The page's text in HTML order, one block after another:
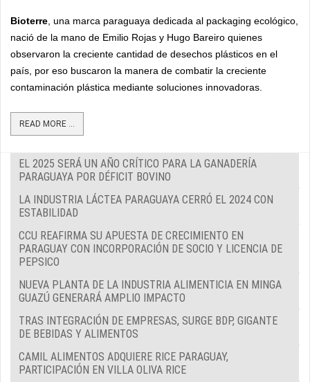
Bioterre , una marca paraguaya dedicada al packaging ecológico,
nació de la mano de Emilio Rojas y Hugo Bareiro quienes
observaron la creciente cantidad de desechos plásticos en el
país, por eso buscaron la manera de combatir la creciente
contaminación plástica mediante soluciones innovadoras.
READ MORE ...
EL 2025 SERÁ UN AÑO CRÍTICO PARA LA GANADERÍA
PARAGUAYA POR DÉFICIT BOVINO
LA INDUSTRIA LÁCTEA PARAGUAYA CERRÓ EL 2024 CON
ESTABILIDAD
CCU REAFIRMA SU APUESTA DE CRECIMIENTO EN
PARAGUAY CON INCORPORACIÓN DE SOCIO Y LICENCIA DE
PEPSICO
NUEVA PLANTA DE LA INDUSTRIA ALIMENTICIA EN MINGA
GUAZÚ GENERARÁ AMPLIO IMPACTO
TRAS INTEGRACIÓN DE EMPRESAS, SURGE BDP, GIGANTE
DE BEBIDAS Y ALIMENTOS
CAMIL ALIMENTOS ADQUIERE RICE PARAGUAY,
PARTICIPACIÓN EN VILLA OLIVA RICE